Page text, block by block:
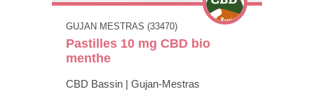
GUJAN MESTRAS (33470)
Pastilles 10 mg CBD bio
menthe
CBD Bassin | Gujan-Mestras